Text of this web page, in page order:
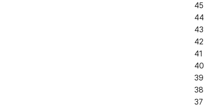
45
44
43
42
41
40
39
38
37